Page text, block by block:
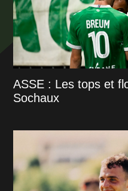
ASSE : Les tops et
Sochaux